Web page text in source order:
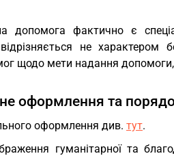
допомога фактично є
не
щодо мети надання допомоги,
оформлення та
оформлення див. тут.
гуманітарної та